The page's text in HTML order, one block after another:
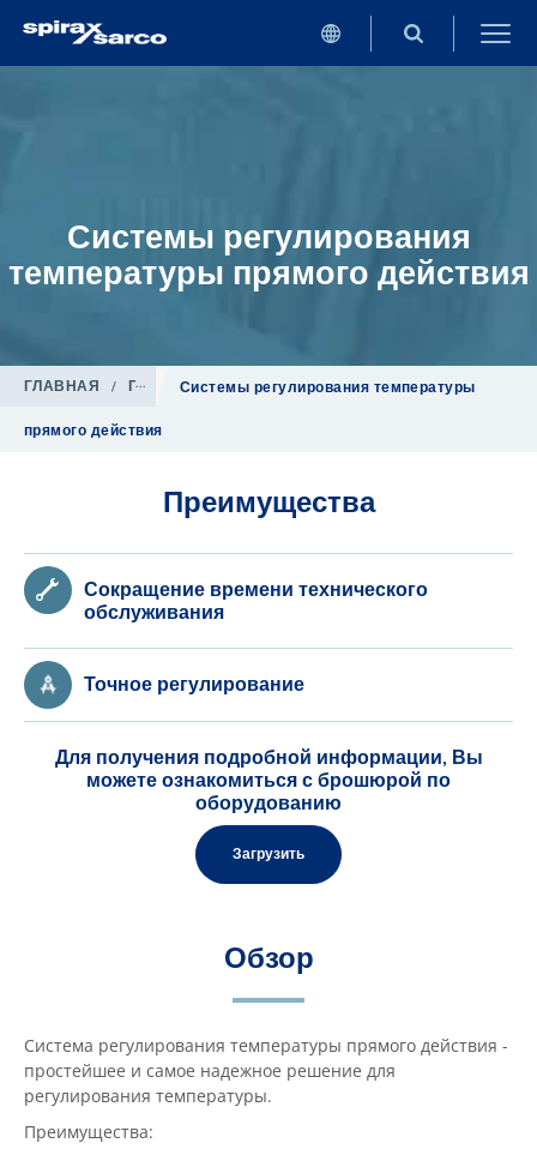
Системы регулирования
температуры прямого действия
ГЛАВНАЯ / Продукция / Системы регулирования
Системы регулирования температуры
прямого действия
Преимущества
Сокращение времени технического
обслуживания
Точное регулирование
Для получения подробной информации, Вы
можете ознакомиться с брошюрой по
оборудованию
Загрузить
Обзор
Система регулирования температуры прямого действия -
простейшее и самое надежное решение для
регулирования температуры.
Преимущества: